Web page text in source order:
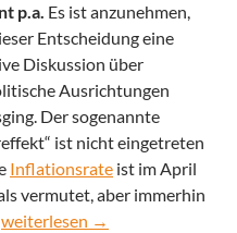
p.a. Es ist anzunehmen,
Entscheidung eine
Diskussion über
Ausrichtungen
Der sogenannte
ist nicht eingetreten
Inflationsrate ist im April
vermutet, aber immerhin
Fortbestand der Stabilität des
weiterlesen →